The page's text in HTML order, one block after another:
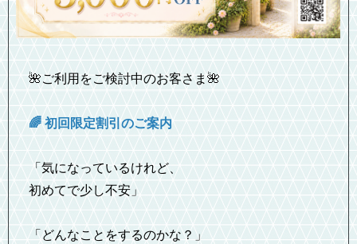
🌺ご利用をご検討中のお客さま🌺
🌈 初回限定割引のご案内
「気になっているけれど、
初めてで少し不安」
「どんなことをするのかな？」